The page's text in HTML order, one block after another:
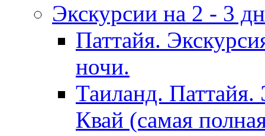
Экскурсии на 2 - 3
Паттайя.
ночи.
Таиланд. Паттайя.
Квай (самая